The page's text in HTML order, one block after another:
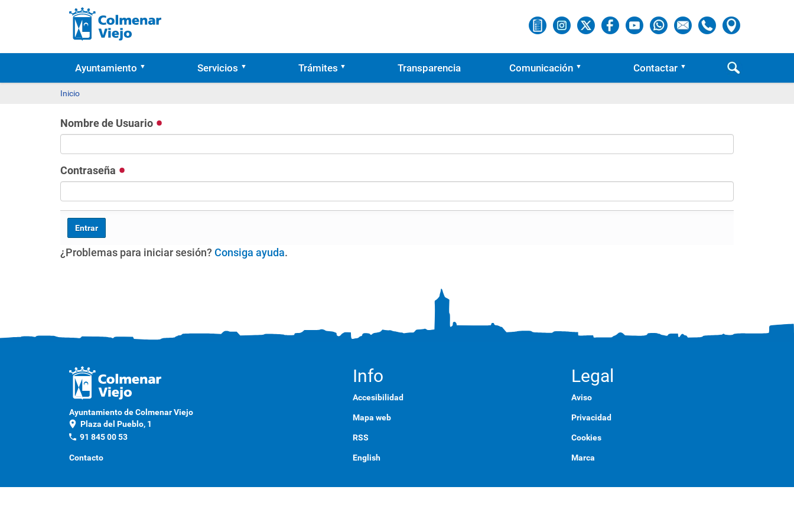
Ayuntamiento Servicios Trámites Transparencia Comunicación Contactar
Inicio
Nombre de Usuario
Contraseña
¿Problemas para iniciar sesión? Consiga ayuda.
Ayuntamiento de Colmenar Viejo
location_on Plaza del Pueblo, 1
phone 91 845 00 53
Contacto
Info
Accesibilidad
Mapa web
RSS
English
Legal
Aviso
Privacidad
Cookies
Marca